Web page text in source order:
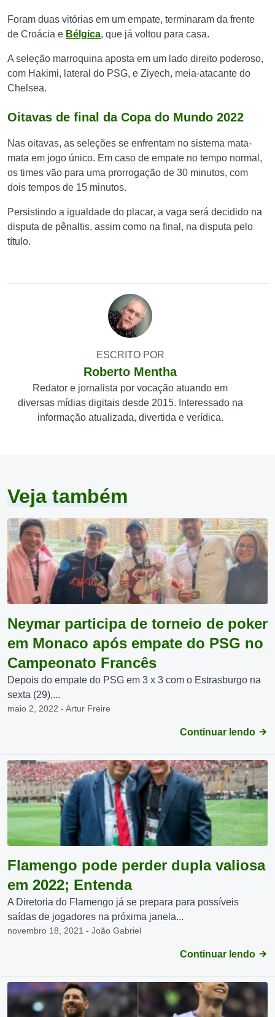
Foram duas vitórias em um empate, terminaram da frente
de Croácia e Bélgica, que já voltou para casa.
A seleção marroquina aposta em um lado direito poderoso,
com Hakimi, lateral do PSG, e Ziyech, meia-atacante do
Chelsea.
Oitavas de final da Copa do Mundo 2022
Nas oitavas, as seleções se enfrentam no sistema mata-
mata em jogo único. Em caso de empate no tempo normal,
os times vão para uma prorrogação de 30 minutos, com
dois tempos de 15 minutos.
Persistindo a igualdade do placar, a vaga será decidido na
disputa de pênaltis, assim como na final, na disputa pelo
título.
ESCRITO POR
Roberto Mentha
Redator e jornalista por vocação atuando em
diversas mídias digitais desde 2015. Interessado na
informação atualizada, divertida e verídica.
Veja também
Neymar participa de torneio de poker
em Monaco após empate do PSG no
Campeonato Francês
Depois do empate do PSG em 3 x 3 com o Estrasburgo na
sexta (29),...
maio 2, 2022 - Artur Freire
Continuar lendo
Flamengo pode perder dupla valiosa
em 2022; Entenda
A Diretoria do Flamengo já se prepara para possíveis
saídas de jogadores na próxima janela...
novembro 18, 2021 - João Gabriel
Continuar lendo